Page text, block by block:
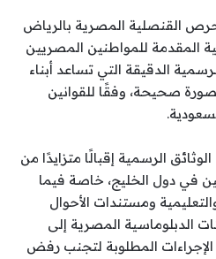
القنصلية المصرية بالرياض
المقدمة للمواطنين المصريين
الدقيقة التي تساعد أبناء
صحيحة، وفقًا للقوانين
الرسمية إقبالًا متزايدًا من
في دول الخليج، خاصة فيما
ومستندات الأحوال
الدبلوماسية المصرية إلى
المطلوبة لتجنب رفض